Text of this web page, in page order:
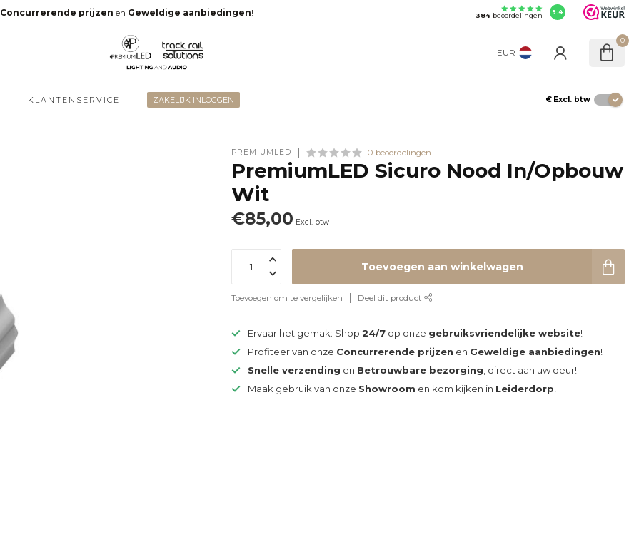
Concurrerende prijzen en Geweldige aanbiedingen! 384beoordelingen 9.4
EUR
0
KLANTENSERVICE ZAKELIJK INLOGGEN € Excl. btw
PREMIUMLED 0 beoordelingen
PremiumLED Sicuro Nood In/Opbouw
Wit
€85,00 Excl. btw
Toevoegen aan winkelwagen
Toevoegen om te vergelijken Deel dit product
Ervaar het gemak: Shop24/7 op onze gebruiksvriendelijke website!
Profiteer van onze Concurrerende prijzen en Geweldige aanbiedingen!
Snelle verzending en Betrouwbare bezorging , direct aan uw deur!
Maak gebruik van onze Showroom en kom kijken in Leiderdorp!